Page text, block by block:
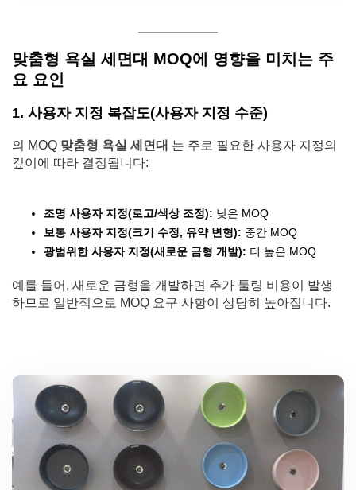
맞춤형 욕실 세면대 MOQ에 영향을 미치는 주
요 요인
1. 사용자 지정 복잡도(사용자 지정 수준)
의 MOQ 맞춤형 욕실 세면대 는 주로 필요한 사용자 지정의
깊이에 따라 결정됩니다:
조명 사용자 지정(로고/색상 조정): 낮은 MOQ
보통 사용자 지정(크기 수정, 유약 변형): 중간 MOQ
광범위한 사용자 지정(새로운 금형 개발): 더 높은 MOQ
예를 들어, 새로운 금형을 개발하면 추가 툴링 비용이 발생
하므로 일반적으로 MOQ 요구 사항이 상당히 높아집니다.